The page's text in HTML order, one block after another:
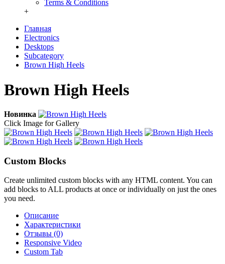
Terms & Conditions
+
Главная
Electronics
Desktops
Subcategory
Brown High Heels
Brown High Heels
Новинка
Click Image for Gallery
Custom Blocks
Create unlimited custom blocks with any HTML content. You can
add blocks to ALL products at once or individually on just the ones
you need.
Описание
Характеристики
Отзывы (0)
Responsive Video
Custom Tab